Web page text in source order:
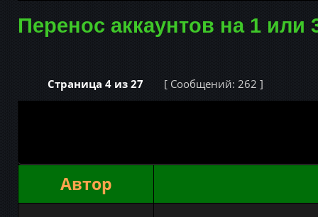
Перенос аккаунтов на 1 или
Страница 4 из 27 [ Сообщений: 262 ]
Автор